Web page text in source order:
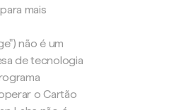
mais
não é um
de tecnologia
o Cartão